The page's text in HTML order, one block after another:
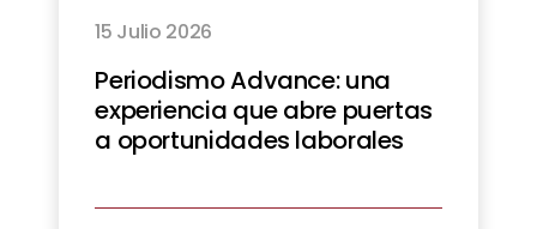
15 Julio 2026
Periodismo Advance: una
experiencia que abre puertas
a oportunidades laborales